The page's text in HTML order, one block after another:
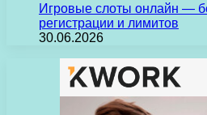
Игровые слоты онлайн —
регистрации и лимитов
30.06.2026